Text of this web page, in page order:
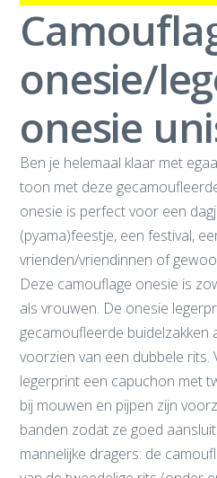
onesie/
onesie
Ben je helemaal klaar met
toon met deze
onesie is perfect voor een
(pyama)feestje, een festival,
vrienden/vriendinnen of
Deze camouflage onesie is
als vrouwen. De onesie
gecamoufleerde buidelzakken
voorzien van een dubbele
legerprint een capuchon met
bij mouwen en pijpen zijn
banden zodat ze goed
mannelijke dragers: de